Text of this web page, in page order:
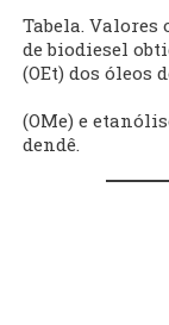
Tabela. Valores
de biodiesel
(OEt) dos óleos
(OMe) e
dendê.